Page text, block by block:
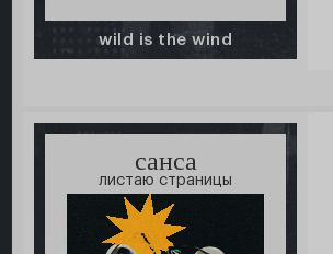
wild is the wind
санса
листаю страницы